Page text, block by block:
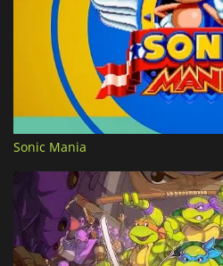
Sonic Mania